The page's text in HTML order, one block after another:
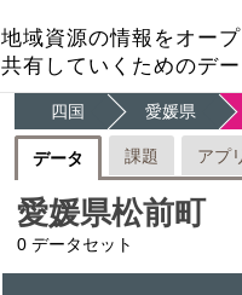
地域資源の情報をオー
共有していくためのデ
四国 愛媛県
データ 課題 アプ
愛媛県松前町
0 データセット